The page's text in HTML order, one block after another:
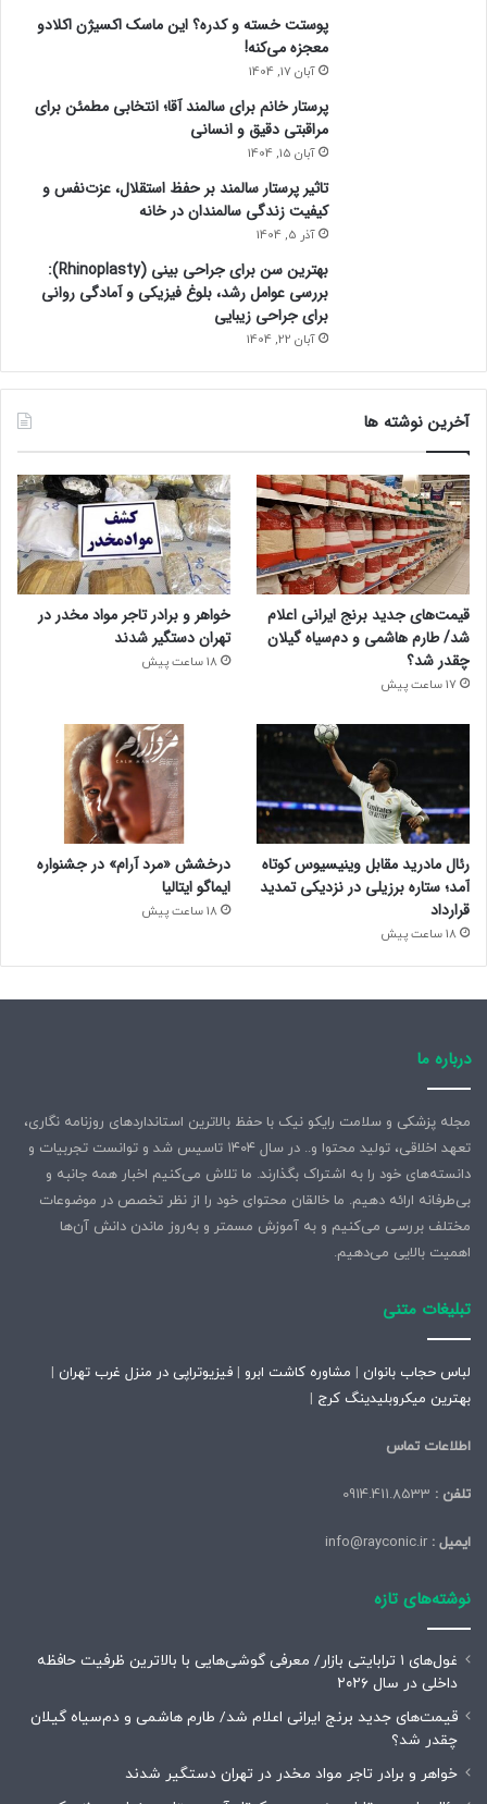
پوستت خسته و کدره؟ این ماسک اکسیژن اکلادو
معجزه می‌کنه!
آبان 17, 1404
پرستار خانم برای سالمند آقا؛ انتخابی مطمئن برای
مراقبتی دقیق و انسانی
آبان 15, 1404
تاثیر پرستار سالمند بر حفظ استقلال، عزت‌نفس و
کیفیت زندگی سالمندان در خانه
آذر 5, 1404
بهترین سن برای جراحی بینی (Rhinoplasty):
بررسی عوامل رشد، بلوغ فیزیکی و آمادگی روانی
برای جراحی زیبایی
آبان 22, 1404
آخرین نوشته ها
قیمت‌های جدید برنج ایرانی اعلام
شد/ طارم هاشمی و دم‌سیاه گیلان
چقدر شد؟
17 ساعت پیش
خواهر و برادر تاجر مواد مخدر در
تهران دستگیر شدند
18 ساعت پیش
رئال مادرید مقابل وینیسیوس کوتاه
آمد؛ ستاره برزیلی در نزدیکی تمدید
قرارداد
18 ساعت پیش
درخشش «مرد آرام» در جشنواره
ایماگو ایتالیا
18 ساعت پیش
درباره ما
مجله پزشکی و سلامت رایکو نیک با حفظ بالاترین استانداردهای روزنامه نگاری،
تعهد اخلاقی، تولید محتوا و.. در سال ۱۴۰۴ تاسیس شد و توانست تجربیات و
دانسته‌های خود را به اشتراک بگذارند. ما تلاش می‌کنیم اخبار همه جانبه و
بی‌طرفانه ارائه دهیم. ما خالقان محتوای خود را از نظر تخصص در موضوعات
مختلف بررسی می‌کنیم و به آموزش مسمتر و به‌روز ماندن دانش آن‌ها
اهمیت بالایی می‌دهیم.
تبلیغات متنی
لباس حجاب بانوان | مشاوره کاشت ابرو | فیزیوتراپی در منزل غرب تهران |
بهترین میکروبلیدینگ کرج |
اطلاعات تماس
تلفن :
ایمیل :
نوشته‌های تازه
غول‌های ۱ ترابایتی بازار/ معرفی گوشی‌هایی با بالاترین ظرفیت حافظه
داخلی در سال ۲۰۲۶
قیمت‌های جدید برنج ایرانی اعلام شد/ طارم هاشمی و دم‌سیاه گیلان
چقدر شد؟
خواهر و برادر تاجر مواد مخدر در تهران دستگیر شدند